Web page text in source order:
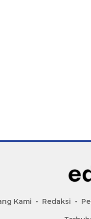
Kami Redaksi